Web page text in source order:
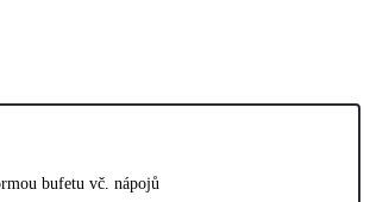
bufetu vč. nápojů